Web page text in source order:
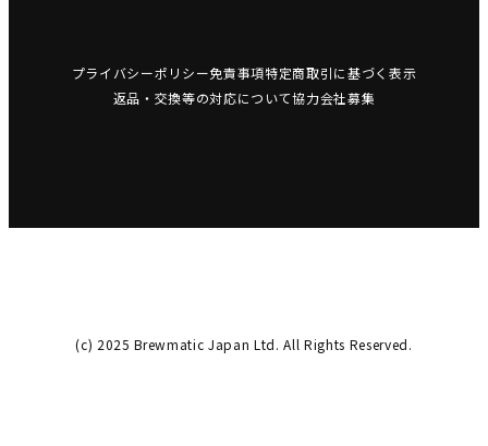
プライバシーポリシー免責事項特定商取引に基づく表示
返品・交換等の対応について協力会社募集
(c) 2025 Brewmatic Japan Ltd. All Rights Reserved.